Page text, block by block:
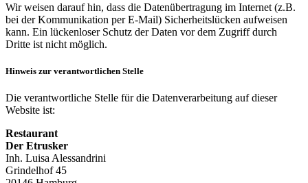
Wir weisen darauf hin, dass die Datenübertragung im Internet (z.B.
bei der Kommunikation per E-Mail) Sicherheitslücken aufweisen
kann. Ein lückenloser Schutz der Daten vor dem Zugriff durch
Dritte ist nicht möglich.
Hinweis zur verantwortlichen Stelle
Die verantwortliche Stelle für die Datenverarbeitung auf dieser
Website ist:
Restaurant
Der Etrusker
Inh. Luisa Alessandrini
Grindelhof 45